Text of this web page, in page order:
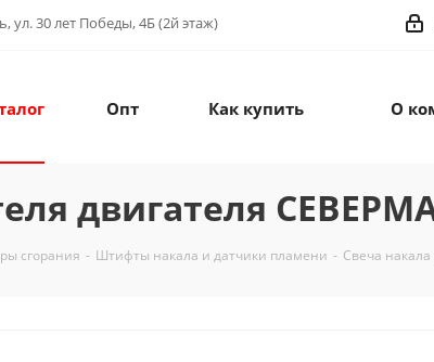
ул. 30 лет Победы, 4Б (2й этаж)
Опт Как купить О
двигателя
сгорания - Штифты накала и датчики пламени - Свеча